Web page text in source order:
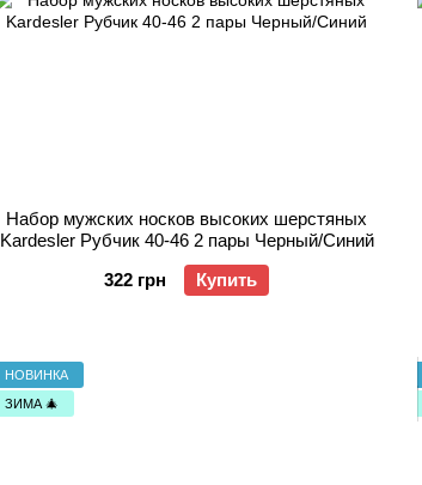
Набор мужских носков высоких шерстяных
Kardesler Рубчик 40-46 2 пары Черный/Синий
322 грн
Купить
НОВИНКА
ЗИМА 🎄